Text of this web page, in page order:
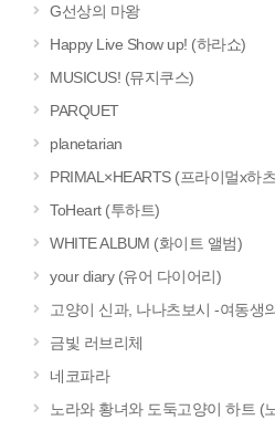
G선상의 마왕
Happy Live Show up! (하라쇼)
MUSICUS! (뮤지쿠스)
PARQUET
planetarian
PRIMAL×HEARTS (프라이멀x하
ToHeart (투하트)
WHITE ALBUM (화이트 앨범)
your diary (유어 다이어리)
고양이 신과, 나나츠보시 -여동생
금빛 러브리체
네코파라
노라와 황녀와 도둑고양이 하트 (